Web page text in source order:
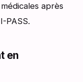
après
PASS.
en